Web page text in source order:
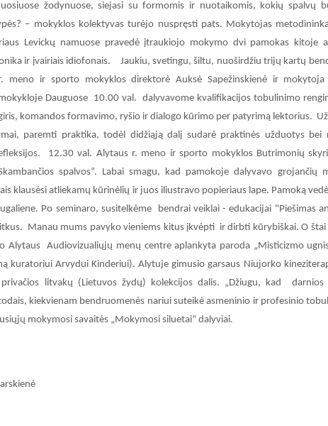
žodynuose, siejasi su formomis ir nuotaikomis, kokių spalvų
– mokyklos kolektyvas turėjo nuspręsti pats. Mokytojas
Levickų namuose pravedė įtraukiojo mokymo dvi pamokas kitoje
ir įvairiais idiofonais. Jaukiu, svetingu, šiltu, nuoširdžiu trijų kartų
meno ir sporto mokyklos direktorė Auksė Sapežinskienė ir mokytoja
Dauguose 10.00 val. dalyvavome kvalifikacijos tobulinimo
komandos formavimo, ryšio ir dialogo kūrimo per patyrimą lektorius.
paremti praktika, todėl didžiąją dalį sudarė praktinės užduotys bei
12.30 val. Alytaus r. meno ir sporto mokyklos Butrimonių
spalvos“. Labai smagu, kad pamokoje dalyvavo grojančių
klausėsi atliekamų kūrinėlių ir juos iliustravo popieriaus lape. Pamoką
Po seminaro, susitelkėme bendrai veiklai - edukacijai "Piešimas
Manau mums pavyko vieniems kitus įkvėpti ir dirbti kūrybiškai. O
Alytaus Audiovizualiųjų menų centre aplankyta paroda „Misticizmo
kuratoriui Arvydui Kinderiui). Alytuje gimusio garsaus Niujorko
litvakų (Lietuvos žydų) kolekcijos dalis. „Džiugu, kad darnios
kiekvienam bendruomenės nariui suteikė asmeninio ir profesinio
mokymosi savaitės „Mokymosi siluetai“ dalyviai.